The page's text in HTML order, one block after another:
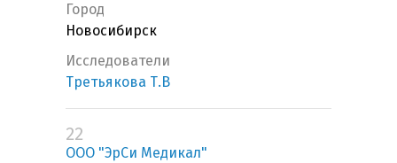
Город
Новосибирск
Исследователи
Третьякова Т.В
22
ООО "ЭрСи Медикал"